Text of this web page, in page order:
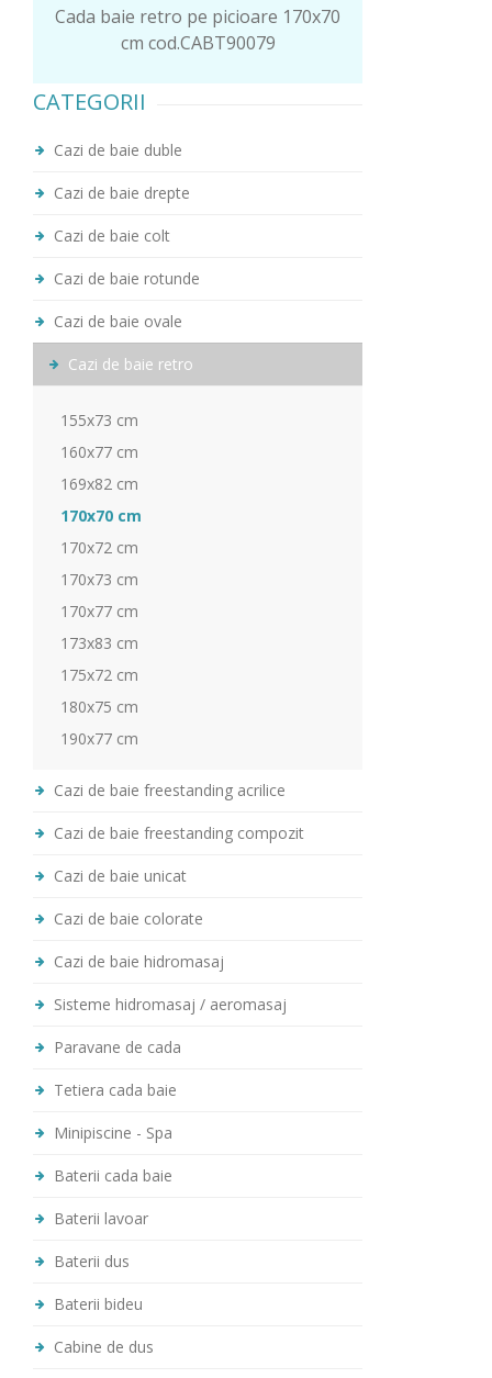
Cada baie retro pe picioare 170x70
cm cod.CABT90079
CATEGORII
Cazi de baie duble
Cazi de baie drepte
Cazi de baie colt
Cazi de baie rotunde
Cazi de baie ovale
Cazi de baie retro
155x73 cm
160x77 cm
169x82 cm
170x70 cm
170x72 cm
170x73 cm
170x77 cm
173x83 cm
175x72 cm
180x75 cm
190x77 cm
Cazi de baie freestanding acrilice
Cazi de baie freestanding compozit
Cazi de baie unicat
Cazi de baie colorate
Cazi de baie hidromasaj
Sisteme hidromasaj / aeromasaj
Paravane de cada
Tetiera cada baie
Minipiscine - Spa
Baterii cada baie
Baterii lavoar
Baterii dus
Baterii bideu
Cabine de dus